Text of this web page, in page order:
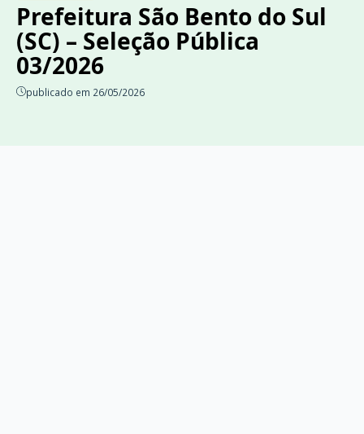
Prefeitura São Bento do Sul
(SC) – Seleção Pública
03/2026
publicado em 26/05/2026